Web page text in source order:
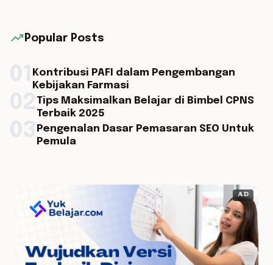
trending_up Popular Posts
Kontribusi PAFI dalam Pengembangan
Kebijakan Farmasi
Tips Maksimalkan Belajar di Bimbel CPNS
Terbaik 2025
Pengenalan Dasar Pemasaran SEO Untuk
Pemula
AD